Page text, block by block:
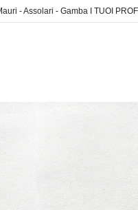
- Assolari - Gamba I TUOI